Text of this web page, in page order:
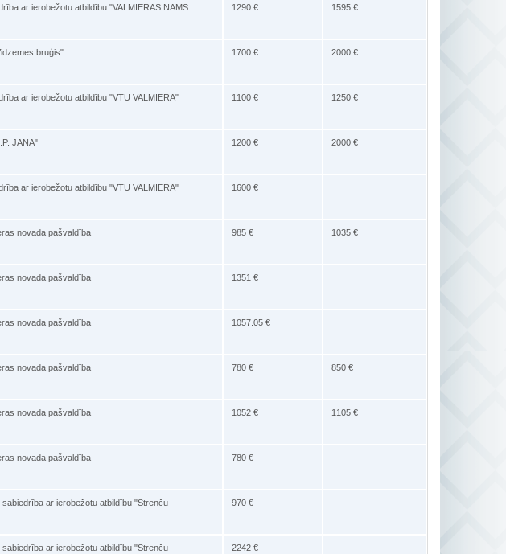
ar ierobežotu atbildību "VALMIERAS NAMS 1290 € 1595 €
bruģis" 1700 € 2000 €
ar ierobežotu atbildību "VTU VALMIERA" 1100 € 1250 €
JANA" 1200 € 2000 €
ar ierobežotu atbildību "VTU VALMIERA" 1600 €
novada pašvaldība 985 € 1035 €
novada pašvaldība 1351 €
novada pašvaldība 1057.05 €
novada pašvaldība 780 € 850 €
novada pašvaldība 1052 € 1105 €
novada pašvaldība 780 €
sabiedrība ar ierobežotu atbildību "Strenču 970 €
sabiedrība ar ierobežotu atbildību "Strenču 2242 €